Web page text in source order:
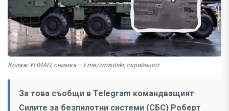
Колаж УНИАН, снимка – t.me/zmsutskr, скрийншот
За това съобщи в Telegram командващият
Силите за безпилотни системи (СБС) Роберт